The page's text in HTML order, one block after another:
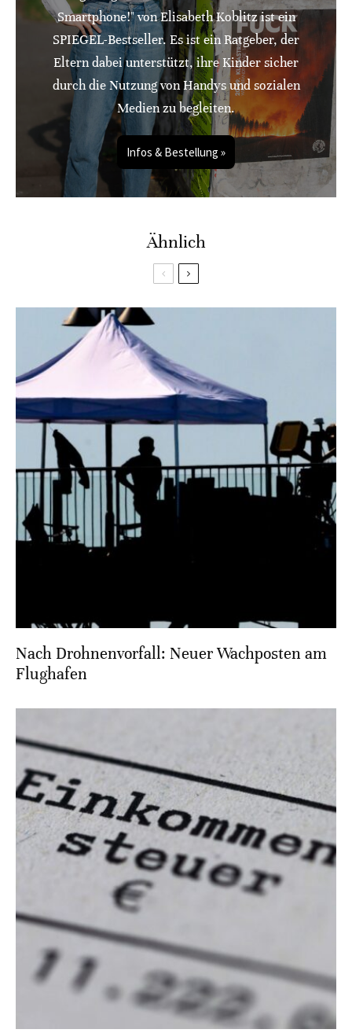
Smartphone!" von Elisabeth Koblitz ist ein
SPIEGEL-Bestseller. Es ist ein Ratgeber, der
Eltern dabei unterstützt, ihre Kinder sicher
durch die Nutzung von Handys und sozialen
Medien zu begleiten.
Infos & Bestellung »
Ähnlich
Nach Drohnenvorfall: Neuer Wachposten am
Flughafen